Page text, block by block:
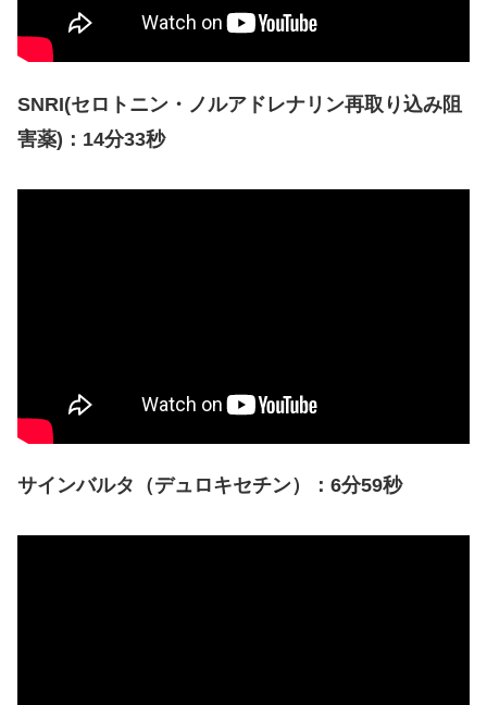
SNRI(セロトニン・ノルアドレナリン再取り込み阻
害薬)：14分33秒
サインバルタ（デュロキセチン） ：6分59秒